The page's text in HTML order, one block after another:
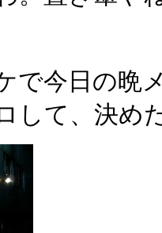
今日の晩
して、決め